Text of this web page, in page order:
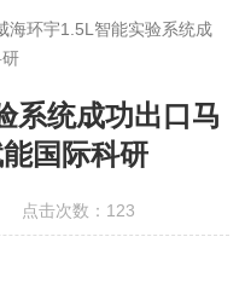
海环宇1.5L智能实验系统成
系统成功出口马
国际科研
点击次数：123